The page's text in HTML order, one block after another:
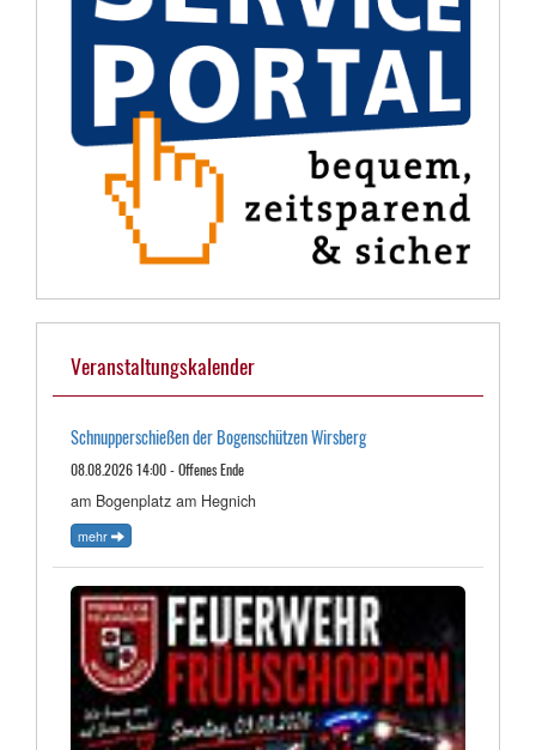
Veranstaltungskalender
Schnupperschießen der Bogenschützen Wirsberg
08.08.2026 14:00 - Offenes Ende
am Bogenplatz am Hegnich
mehr